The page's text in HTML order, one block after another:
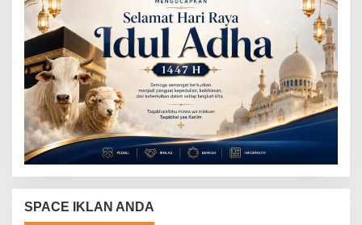
SPACE IKLAN ANDA